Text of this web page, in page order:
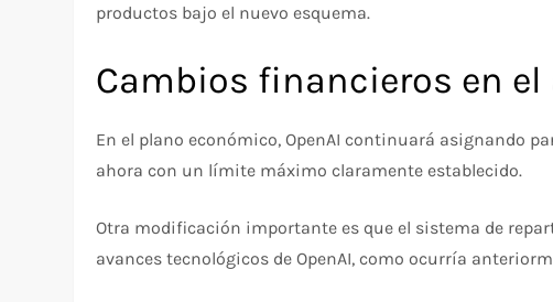
productos bajo el nuevo esquema.
Cambios financieros en el
En el plano económico, OpenAI continuará asignando
ahora con un límite máximo claramente establecido.
Otra modificación importante es que el sistema de
avances tecnológicos de OpenAI, como ocurría